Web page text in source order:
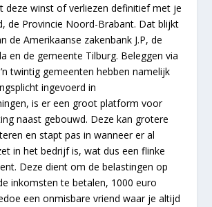
deze winst of verliezen definitief met je
de Provincie Noord-Brabant. Dat blijkt
de Amerikaanse zakenbank J.P, de
en de gemeente Tilburg. Beleggen via
twintig gemeenten hebben namelijk
ingevoerd in
is er een groot platform voor
naast gebouwd. Deze kan grotere
en stapt pas in wanneer er al
in het bedrijf is, wat dus een flinke
Deze dient om de belastingen op
inkomsten te betalen, 1000 euro
een onmisbare vriend waar je altijd